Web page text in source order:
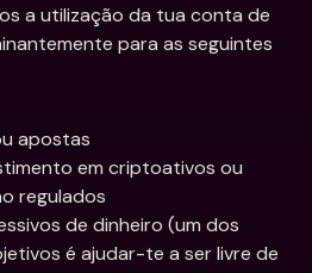
a utilização da tua conta de
para as seguintes
apostas
em criptoativos ou
regulados
de dinheiro (um dos
é ajudar-te a ser livre de